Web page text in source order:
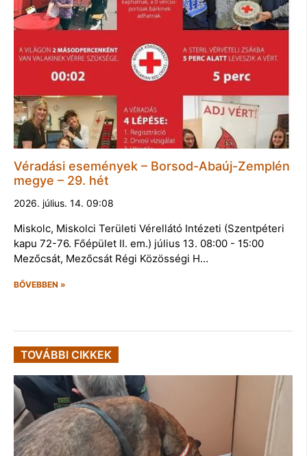
Véradási események – Borsod-Abaúj-Zemplén
megye – 29. hét
2026. július. 14. 09:08
Miskolc, Miskolci Területi Vérellátó Intézeti (Szentpéteri
kapu 72-76. Főépület II. em.) július 13. 08:00 - 15:00
Mezőcsát, Mezőcsát Régi Közösségi H…
BŐVEBBEN »
TOVÁBBI CIKKEK